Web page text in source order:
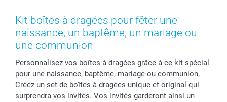
Stickers & Etiquettes
Cadres photo, accessoires déco & bonbons
Calendrier photos & Agendas photo
Naissance & baptême
Fête des Pères
Toussaint
Communion
Saint-Valentin
Vacances
Conditions
Droit de rétraction
Plaintes
Vie privée
Gestion des cookies
Tarifs
smartgarantie
smartbonus
smartfriends
Modes de livraison
Grandes Quantités
Statut de ma commande
Kit boîtes à dragées pour fêter une
naissance, un baptême, un mariage ou
une communion
Personnalisez vos boîtes à dragées grâce à ce kit spécial
pour une naissance, baptême, mariage ou communion.
Créez un set de boîtes à dragées unique et original qui
surprendra vos invités. Vos invités garderont ainsi un